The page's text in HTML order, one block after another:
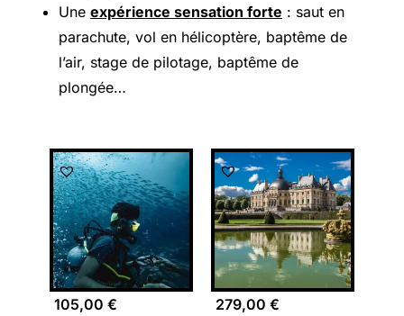
Une expérience sensation forte : saut en
parachute, vol en hélicoptère, baptême de
l’air, stage de pilotage, baptême de
plongée…
105,00 € 279,00 €